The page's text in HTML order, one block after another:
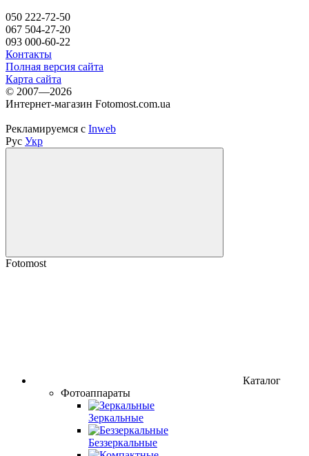
050 222-72-50
067 504-27-20
093 000-60-22
Контакты
Полная версия сайта
Карта сайта
© 2007—2026
Интернет-магазин Fotomost.com.ua
Рекламируемся с Inweb
Рус Укр
Fotomost
Каталог
Фотоаппараты
Зеркальные
Беззеркальные